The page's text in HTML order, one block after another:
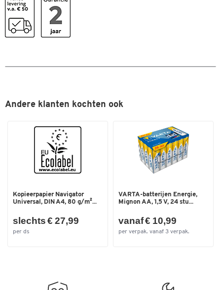
Robuuste drukknoppen en duidelijke LED-indicatoren
voor intuïtieve bediening en oproepbesturing
USB-A), draagtas, veiligheidsinstructies, snelstartgids en
Verdere details:
Kleur: zwart
Afmetingen: 120 x 37 mm
Gewicht: 314 g
Andere klanten kochten ook
Kopieerpapier Navigator
Universal, DIN A4, 80 g/m²...
slechts € 27,99
per ds
VARTA-batterijen Energie,
Mignon AA, 1,5 V, 24 stu...
vanaf € 10,99
per verpak. vanaf 3 verpak.